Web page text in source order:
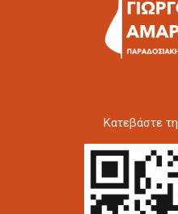
Kατεβάστε